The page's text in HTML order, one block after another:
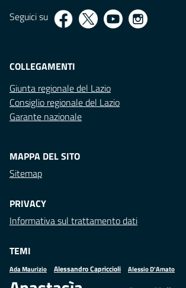
Seguici su
COLLEGAMENTI
Giunta regionale del Lazio
Consiglio regionale del Lazio
Garante nazionale
MAPPA DEL SITO
Sitemap
PRIVACY
Informativa sul trattamento dati
TEMI
Ada Maurizio Alessandro Capriccioli Alessio D'Amato